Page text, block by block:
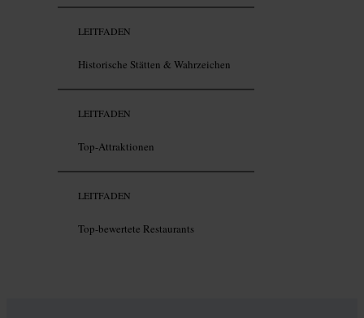
LEITFADEN
Historische Stätten & Wahrzeichen
LEITFADEN
Top-Attraktionen
LEITFADEN
Top-bewertete Restaurants